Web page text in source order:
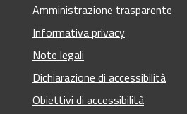
Amministrazione trasparente
Informativa privacy
Note legali
Dichiarazione di accessibilità
Obiettivi di accessibilità